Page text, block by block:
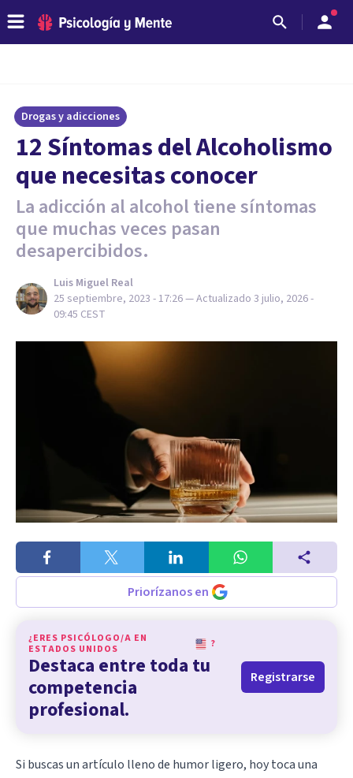
Drogas y adicciones
12 Síntomas del Alcoholismo
que necesitas conocer
La adicción al alcohol tiene síntomas
que muchas veces pasan
desapercibidos.
Luis Miguel Real
25 septiembre, 2023 - 17:26— Actualizado 3 julio, 2026 -
09:45 CEST
Priorízanos en
¿ERES PSICÓLOGO/A EN
ESTADOS UNIDOS
?
Destaca entre toda tu
competencia
profesional.
Registrarse
Si buscas un artículo lleno de humor ligero, hoy toca una